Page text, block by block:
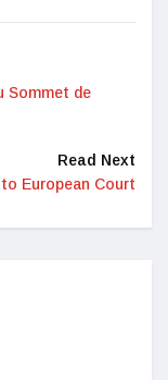
Sommet de
Read Next
European Court